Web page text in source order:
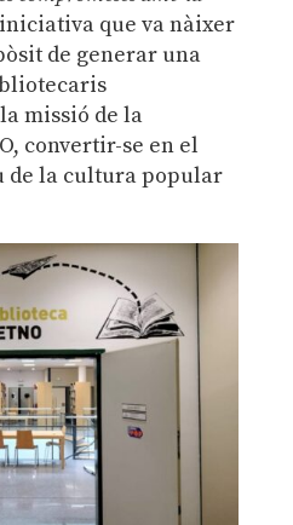
que va nàixer
de generar una
missió de la
convertir-se en el
la cultura popular